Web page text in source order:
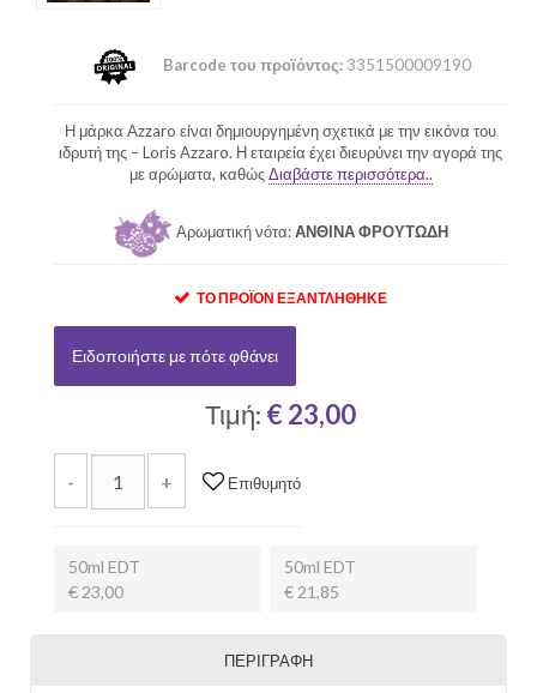
Barcode του προϊόντος:3351500009190
Η μάρκα Azzaro είναι δημιουργημένη σχετικά με την εικόνα του
ιδρυτή της – Loris Azzaro. Η εταιρεία έχει διευρύνει την αγορά της
με αρώματα, καθώςΔιαβάστε περισσότερα..
Αρωματική νότα:ΑΝΘΙΝΑ ΦΡΟΥΤΩΔΗ
ΤΟ ΠΡΟΪΌΝ ΕΞΑΝΤΛΉΘΗΚΕ
Ειδοποιήστε με πότε φθάνει
Τιμή: € 23,00
- + Επιθυμητό
50ml EDT
€ 23,00
50ml EDT
€ 21,85
ΠΕΡΙΓΡΑΦΉ